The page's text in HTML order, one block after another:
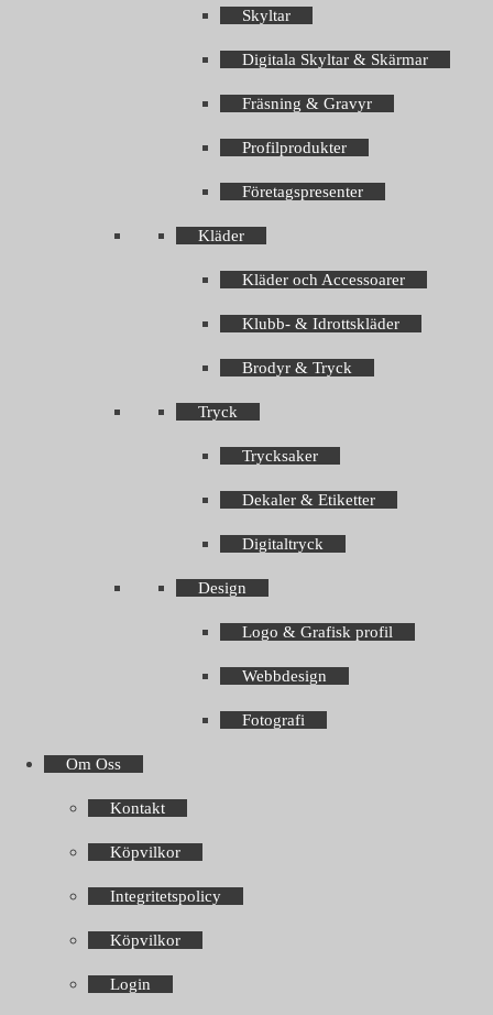
Skyltar
Digitala Skyltar & Skärmar
Fräsning & Gravyr
Profilprodukter
Företagspresenter
Kläder
Kläder och Accessoarer
Klubb- & Idrottskläder
Brodyr & Tryck
Tryck
Trycksaker
Dekaler & Etiketter
Digitaltryck
Design
Logo & Grafisk profil
Webbdesign
Fotografi
Om Oss
Kontakt
Köpvilkor
Integritetspolicy
Köpvilkor
Login